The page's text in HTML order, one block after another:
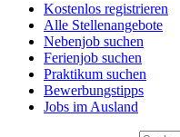
Kostenlos registrieren
Alle Stellenangebote
Nebenjob suchen
Ferienjob suchen
Praktikum suchen
Bewerbungstipps
Jobs im Ausland